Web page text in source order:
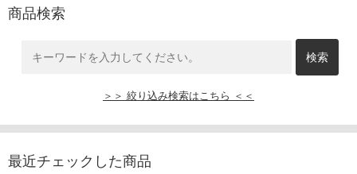
商品検索
＞＞ 絞り込み検索はこちら ＜＜
最近チェックした商品